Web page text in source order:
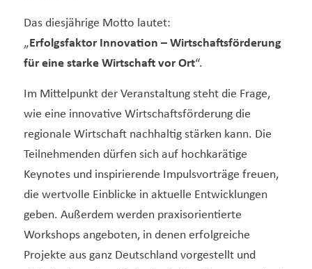
Das diesjährige Motto lautet:
„Erfolgsfaktor Innovation – Wirtschaftsförderung
für eine starke Wirtschaft vor Ort“.
Im Mittelpunkt der Veranstaltung steht die Frage,
wie eine innovative Wirtschaftsförderung die
regionale Wirtschaft nachhaltig stärken kann. Die
Teilnehmenden dürfen sich auf hochkarätige
Keynotes und inspirierende Impulsvorträge freuen,
die wertvolle Einblicke in aktuelle Entwicklungen
geben. Außerdem werden praxisorientierte
Workshops angeboten, in denen erfolgreiche
Projekte aus ganz Deutschland vorgestellt und